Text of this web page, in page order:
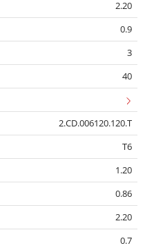
2.20
0.9
3
40
2.CD.006120.120.T
T6
1.20
0.86
2.20
0.7